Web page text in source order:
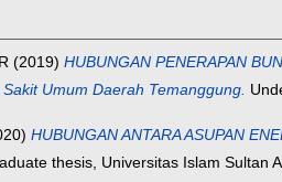
(2019) HUBUNGAN PENERAPAN
Umum Daerah Temanggung.
HUBUNGAN ANTARA ASUPAN
thesis, Universitas Islam Sultan